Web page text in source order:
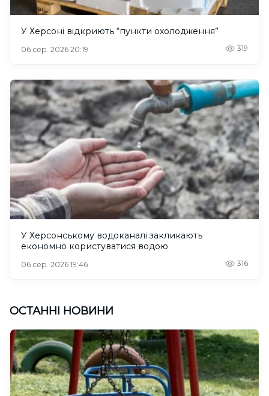
У Херсоні відкриють “пункти охолодження”
06 сер. 2026 20:19 319
У Херсонському водоканалі закликають
економно користуватися водою
06 сер. 2026 19:46 316
ОСТАННІ НОВИНИ